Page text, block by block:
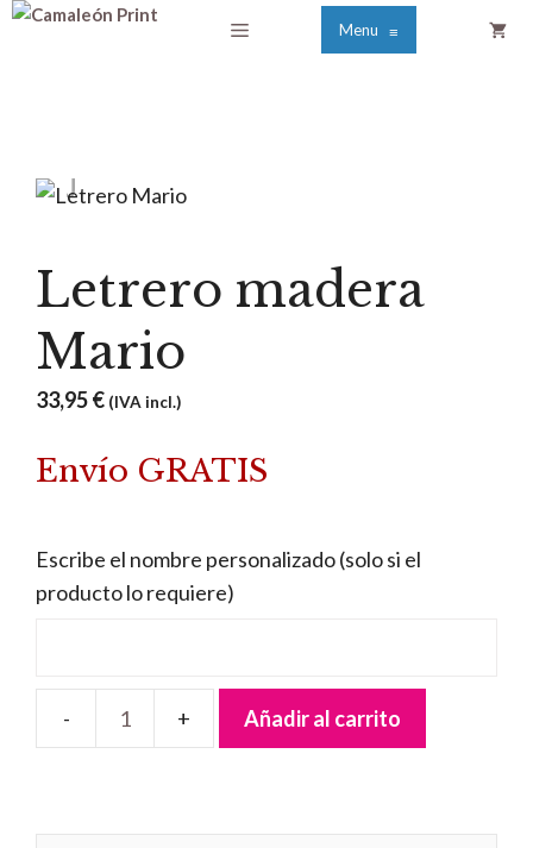
Saltar
Menú Menu ≡
Letrero madera
Mario
33,95€ (IVA incl.)
Envío GRATIS
Escribe el nombre personalizado (solo si el
producto lo requiere)
Letrero
cantidad
Añadir al carrito